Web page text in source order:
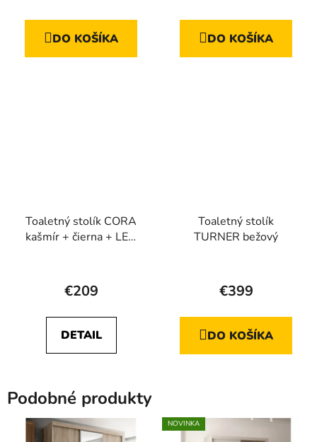
DO KOŠÍKA
je
5,0
DO KOŠÍKA
Toaletný stolík CORA
kašmír + čierna + LED
hodnotenie
je
4,4
hviezdičiek.
€209
DETAIL
Toaletný stolík
TURNER bežový
hodnotenie
je
5,0
€399
DO KOŠÍKA
Podobné produkty
NOVINKA